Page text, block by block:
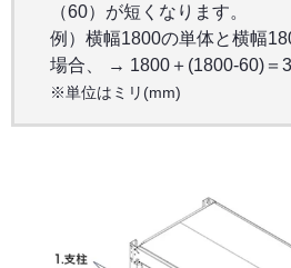
（60）が短くなります。
例）横幅1800の単体と横幅
場合、 → 1800＋(1800-60)＝
※単位はミリ(mm)